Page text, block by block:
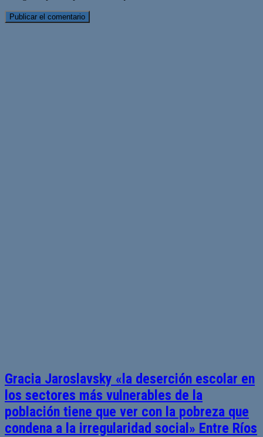
Gracia Jaroslavsky «la deserción escolar en
los sectores más vulnerables de la
población tiene que ver con la pobreza que
condena a la irregularidad social» Entre Ríos